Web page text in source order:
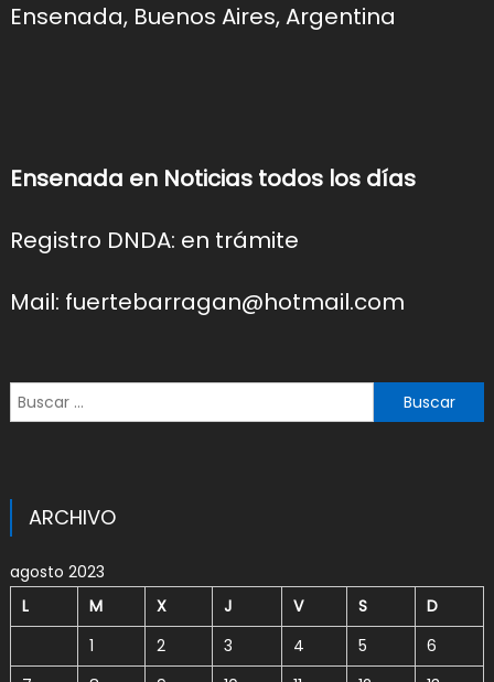
Ensenada, Buenos Aires, Argentina
Ensenada en Noticias todos los días
Registro DNDA: en trámite
Mail: fuertebarragan@hotmail.com
Buscar:
ARCHIVO
agosto 2023
L
M X J V S
D
1
2 3 4 5
6